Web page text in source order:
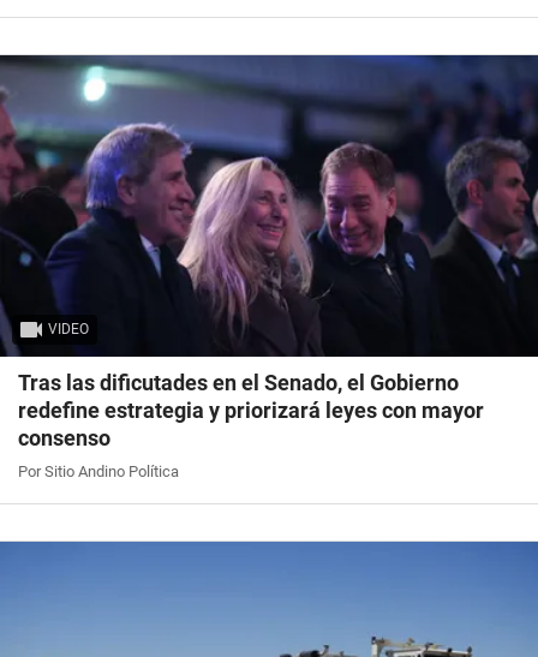
VIDEO
Tras las dificutades en el Senado, el Gobierno
redefine estrategia y priorizará leyes con mayor
consenso
Por Sitio Andino Política